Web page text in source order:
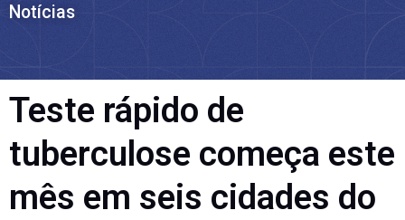
Notícias
Teste rápido de
tuberculose começa este
mês em seis cidades do